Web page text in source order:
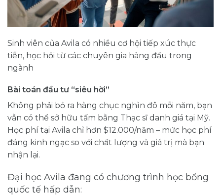
Sinh viên của Avila có nhiều cơ hội tiếp xúc thực
tiễn, học hỏi từ các chuyên gia hàng đầu trong
ngành
Bài toán đầu tư “siêu hời”
Không phải bỏ ra hàng chục nghìn đô mỗi năm, bạn
vẫn có thể sở hữu tấm bằng Thạc sĩ danh giá tại Mỹ.
Học phí tại Avila chỉ hơn $12.000/năm – mức học phí
đáng kinh ngạc so với chất lượng và giá trị mà bạn
nhận lại.
Đại học Avila đang có chương trình học bổng
quốc tế hấp dẫn: